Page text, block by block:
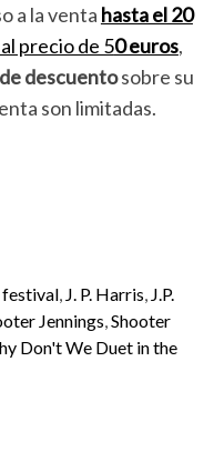
a la venta hasta el 20
precio de 50 euros,
descuentosobre su
son limitadas.
festival, J. P. Harris, J.P.
Jennings,Shooter
Don't We Duet in the